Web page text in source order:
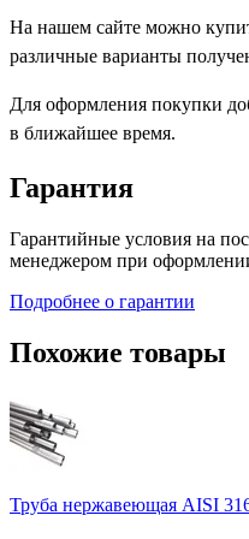
На нашем сайте можно
различные варианты
Для оформления покупки
в ближайшее время.
Гарантия
Гарантийные условия на
менеджером при
Подробнее о гарантии
Похожие товары
Труба нержавеющая AISI